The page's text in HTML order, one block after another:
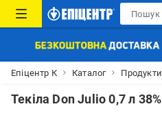
Епіцентр К Каталог Продукти
Текіла Don Julio 0,7 л 38%